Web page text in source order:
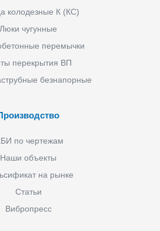
колодезные К (КС)
Люки чугунные
перемычки
перекрытия ВП
безнапорные
по чертежам
Наши объекты
на рынке
Статьи
Вибропресс